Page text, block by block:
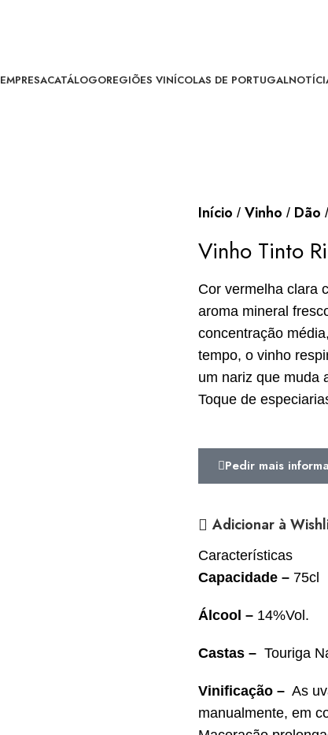
EMPRESACATÁLOGOREGIÕES VINÍCOLAS DE PORTUGAL
Início Vinho Dão
Vinho Tinto
Cor vermelha clara
aroma mineral
concentração
tempo, o vinho
um nariz que muda
Toque de
Pedir mais
Adicionar à
Características
Capacidade – 75cl
Álcool – 14%Vol.
Castas – Touriga
Vinificação – As
manualmente, em